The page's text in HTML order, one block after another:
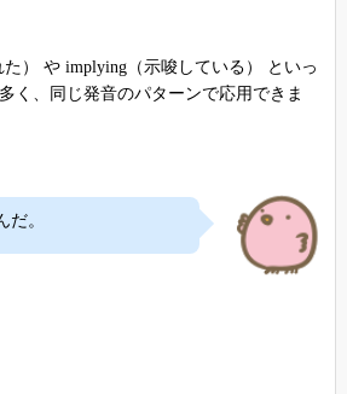
） や implying（示唆している） といっ
く、同じ発音のパターンで応用できま
だ。